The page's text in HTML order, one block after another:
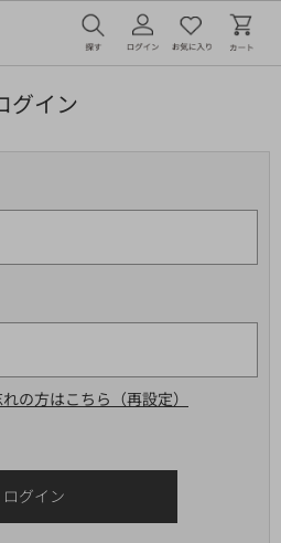
グイン
の方はこちら（再設定）